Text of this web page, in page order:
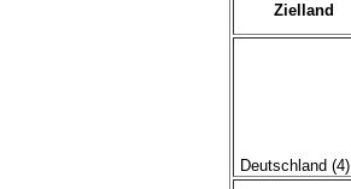
Zielland
Deutschland (4)